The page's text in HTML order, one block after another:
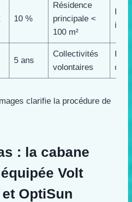
10 %
Résidence
principale <
100 m²
5 ans
Collectivités
volontaires
clarifie la procédure de
: la cabane
Volt
OptiSun